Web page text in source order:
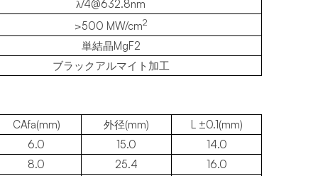
λ/4@632.8nm
>500 MW/cm2
単結晶MgF2
ブラックアルマイト加工
CAfa(mm) 外径(mm)
L ±0.1(mm)
6.0
15.0
14.0
8.0
25.4
16.0